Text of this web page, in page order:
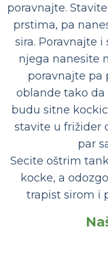
poravnajte.
prstima, pa
sira. Poravnajte
njega nanesite
poravnajte
oblande tako da
budu sitne
stavite u frižider
par
Secite oštrim
kocke, a
trapist sirom i